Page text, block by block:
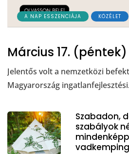
A NAP ESSZENCIÁJA KÖZÉLET
Március 17.
Jelentős volt a nemzetközi
Magyarország
Szabadon,
szabályok